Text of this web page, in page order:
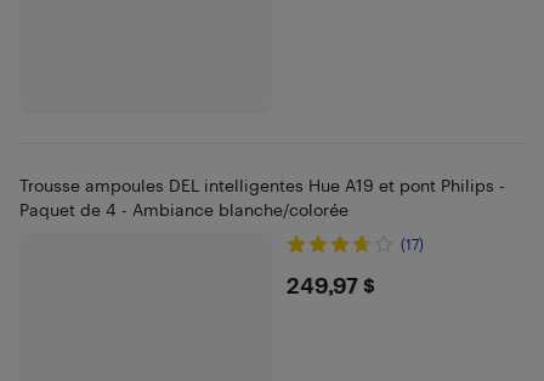
Trousse ampoules DEL intelligentes Hue A19 et pont Philips -
Paquet de 4 - Ambiance blanche/colorée
(17)
$249.97
249,97 $